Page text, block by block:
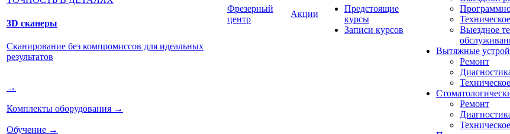
3D сканеры
Сканирование без компромиссов для идеальных
результатов
→
Комплекты оборудования →
Обучение →
Фрезерный
центр
Акции
Предстоящие
курсы
Записи курсов
Выездное
Вытяжные
Ремонт
Ремонт